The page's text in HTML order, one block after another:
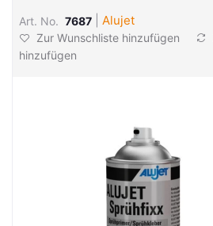
Art. No. 7687 Alujet
Zur Wunschliste hinzufügen
hinzufügen